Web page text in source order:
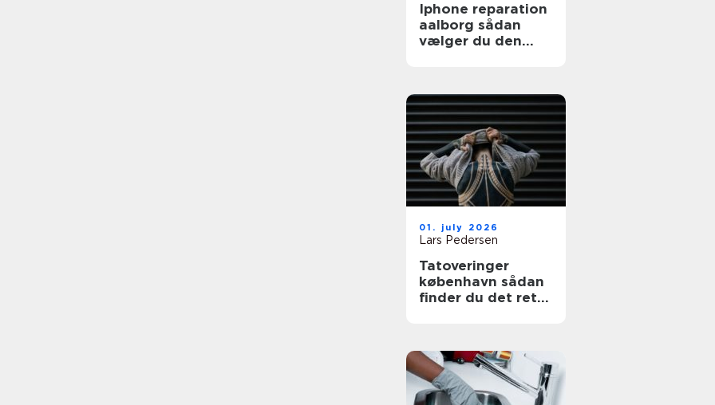
Iphone reparation
aalborg sådan
vælger du den
01. july 2026
Lars Pedersen
Tatoveringer
københavn sådan
finder du det rette